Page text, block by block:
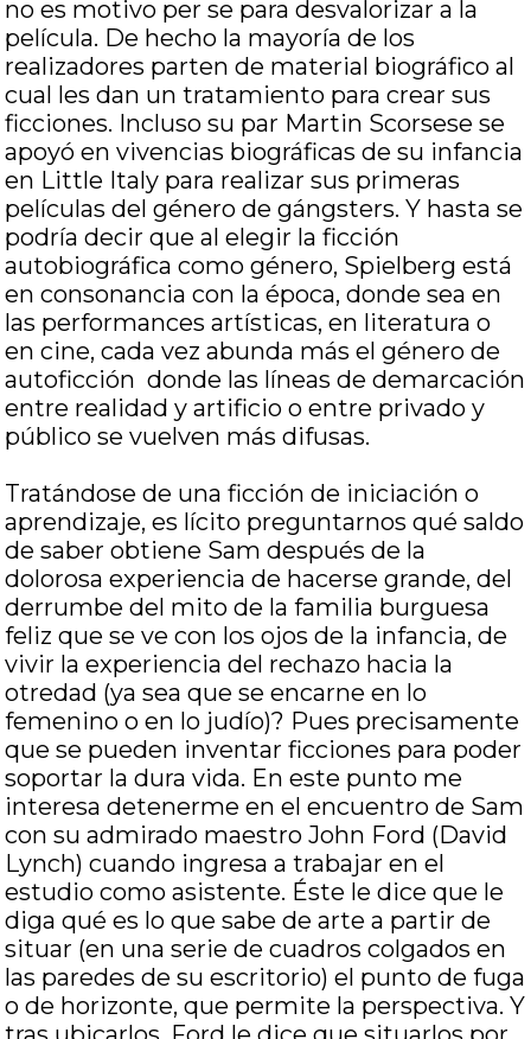
no es motivo per se para desvalorizar a la
película. De hecho la mayoría de los
realizadores parten de material biográfico al
cual les dan un tratamiento para crear sus
ficciones. Incluso su par Martin Scorsese se
apoyó en vivencias biográficas de su infancia
en Little Italy para realizar sus primeras
películas del género de gángsters. Y hasta se
podría decir que al elegir la ficción
autobiográfica como género, Spielberg está
en consonancia con la época, donde sea en
las performances artísticas, en literatura o
en cine, cada vez abunda más el género de
autoficción donde las líneas de demarcación
entre realidad y artificio o entre privado y
público se vuelven más difusas.
Tratándose de una ficción de iniciación o
aprendizaje, es lícito preguntarnos qué saldo
de saber obtiene Sam después de la
dolorosa experiencia de hacerse grande, del
derrumbe del mito de la familia burguesa
feliz que se ve con los ojos de la infancia, de
vivir la experiencia del rechazo hacia la
otredad (ya sea que se encarne en lo
femenino o en lo judío)? Pues precisamente
que se pueden inventar ficciones para poder
soportar la dura vida. En este punto me
interesa detenerme en el encuentro de Sam
con su admirado maestro John Ford (David
Lynch) cuando ingresa a trabajar en el
estudio como asistente. Éste le dice que le
diga qué es lo que sabe de arte a partir de
situar (en una serie de cuadros colgados en
las paredes de su escritorio) el punto de fuga
o de horizonte, que permite la perspectiva. Y